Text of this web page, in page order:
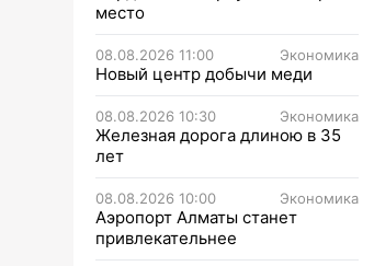
место
08.08.2026 11:00 Экономика
Новый центр добычи меди
08.08.2026 10:30 Экономика
Железная дорога длиною в 35
лет
08.08.2026 10:00 Экономика
Аэропорт Алматы станет
привлекательнее